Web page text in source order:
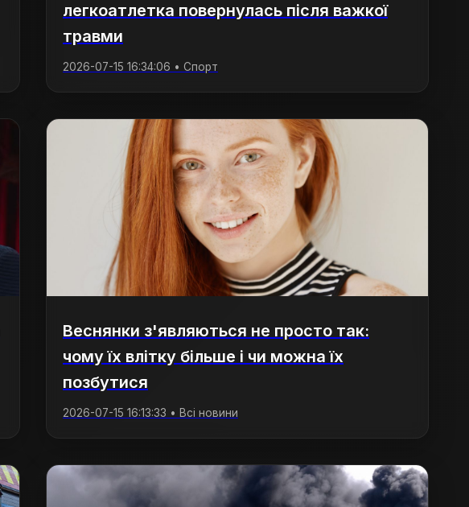
легкоатлетка повернулась після важкої
травми
2026-07-15 16:34:06 • Спорт
Веснянки з'являються не просто так:
чому їх влітку більше і чи можна їх
позбутися
2026-07-15 16:13:33 • Всі новини